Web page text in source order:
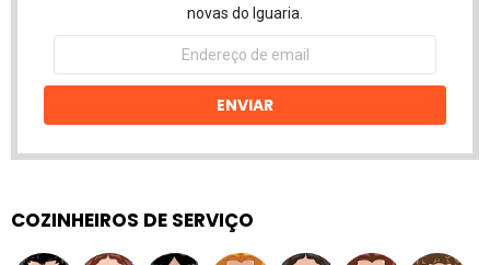
novas do Iguaria.
Endereço
email
ENVIAR
COZINHEIROS DE SERVIÇO